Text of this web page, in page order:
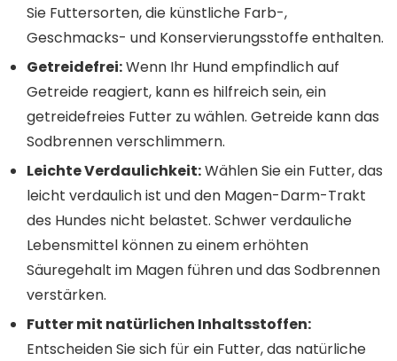
Sie Futtersorten, die künstliche Farb-,
Geschmacks- und Konservierungsstoffe enthalten.
Getreidefrei:Wenn Ihr Hund empfindlich auf
Getreide reagiert, kann es hilfreich sein, ein
getreidefreies Futter zu wählen. Getreide kann das
Sodbrennen verschlimmern.
Leichte Verdaulichkeit:Wählen Sie ein Futter, das
leicht verdaulich ist und den Magen-Darm-Trakt
des Hundes nicht belastet. Schwer verdauliche
Lebensmittel können zu einem erhöhten
Säuregehalt im Magen führen und das Sodbrennen
verstärken.
Futter mit natürlichen Inhaltsstoffen:
Entscheiden Sie sich für ein Futter, das natürliche